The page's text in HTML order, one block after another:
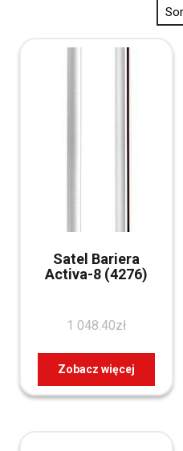
Satel Bariera
Activa-8 (4276)
1 048.40zł
Zobacz więcej